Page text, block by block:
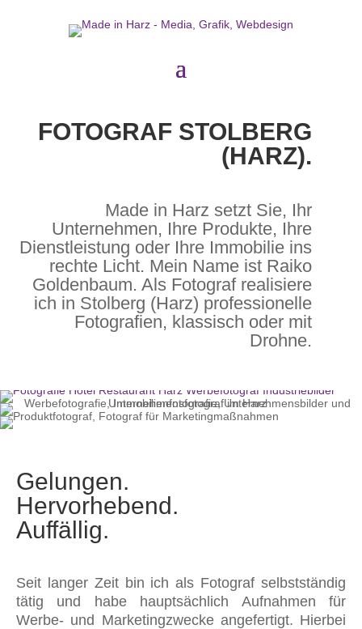
FOTOGRAF STOLBERG
(HARZ).
Made in Harz setzt Sie, Ihr
Unternehmen, Ihre Produkte, Ihre
Dienstleistung oder Ihre Immobilie ins
rechte Licht. Mein Name ist Raiko
Goldenbaum. Als Fotograf realisiere
ich in Stolberg (Harz) professionelle
Fotografien, klassisch oder mit
Drohne.
Gelungen.
Hervorhebend.
Auffällig.
Seit langer Zeit bin ich als Fotograf selbstständig
tätig und habe hauptsächlich Aufnahmen für
Werbe- und Marketingzwecke angefertigt. Hierbei